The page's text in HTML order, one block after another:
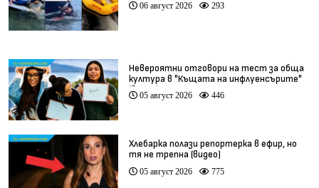
06 август 2026 293
Невероятни отговори на тест за обща
култура в "Къщата на инфлуенсърите"
(видео)
05 август 2026 446
Хлебарка полази репортерка в ефир, но
тя не трепна (видео)
05 август 2026 775